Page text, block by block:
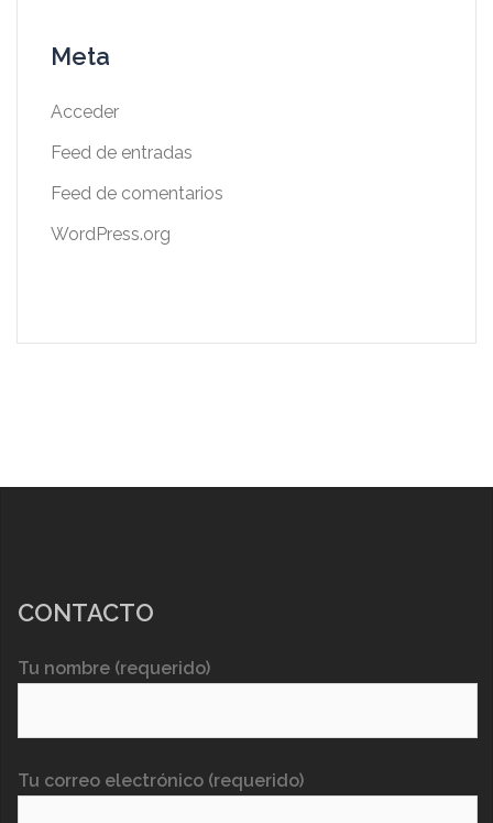
Meta
Acceder
Feed de entradas
Feed de comentarios
WordPress.org
CONTACTO
Tu nombre (requerido)
Tu correo electrónico (requerido)